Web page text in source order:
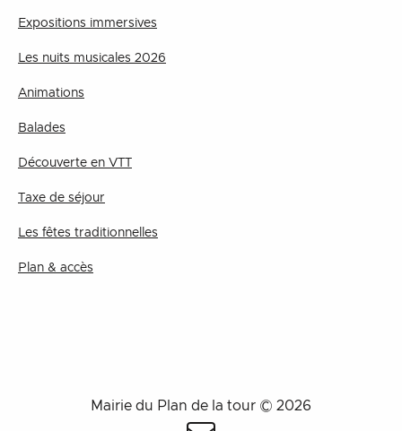
Expositions immersives
Les nuits musicales 2026
Animations
Balades
Découverte en VTT
Taxe de séjour
Les fêtes traditionnelles
Plan & accès
Mairie du Plan de la tour © 2026